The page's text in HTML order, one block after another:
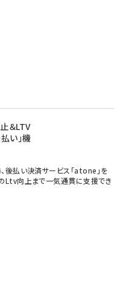
＆LTV
い」機
後払い決済サービス「atone」を
Ltv向上まで一気通貫に支援でき